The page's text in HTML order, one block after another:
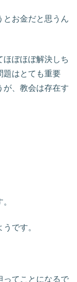
とお金だと思うん
ほぼほぼ解決しち
題はとても重要
が、教会は存在す
です。
ってことになるで